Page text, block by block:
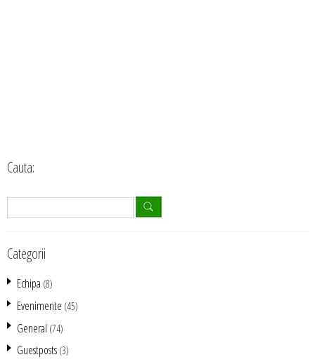
Cauta:
Categorii
Echipa (8)
Evenimente (45)
General (74)
Guestposts (3)